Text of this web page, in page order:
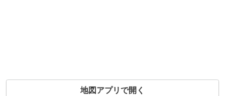
地図アプリで開く